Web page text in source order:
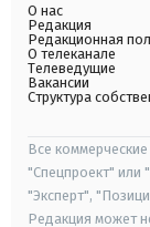
О нас
Редакция
Редакционная
О телеканале
Телеведущие
Вакансии
Структура
Все
"Спецпроект" или
"Эксперт",
Редакция может